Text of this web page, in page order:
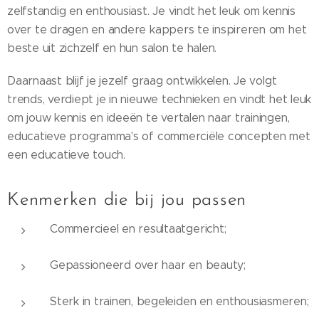
zelfstandig en enthousiast. Je vindt het leuk om kennis
over te dragen en andere kappers te inspireren om het
beste uit zichzelf en hun salon te halen.
Daarnaast blijf je jezelf graag ontwikkelen. Je volgt
trends, verdiept je in nieuwe technieken en vindt het leuk
om jouw kennis en ideeën te vertalen naar trainingen,
educatieve programma's of commerciële concepten met
een educatieve touch.
Kenmerken die bij jou passen
Commercieel en resultaatgericht;
Gepassioneerd over haar en beauty;
Sterk in trainen, begeleiden en enthousiasmeren;